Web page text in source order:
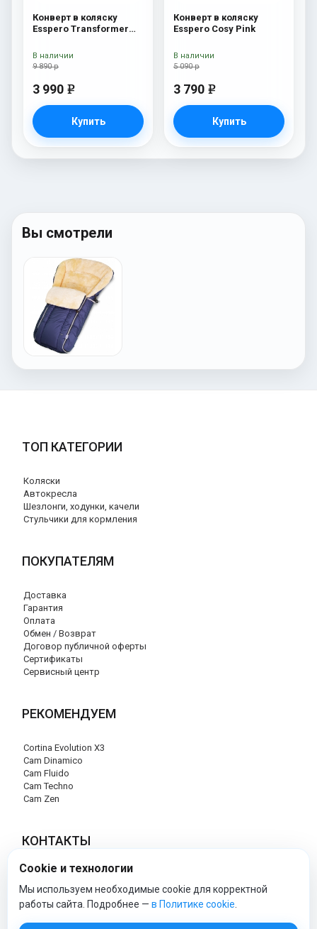
Конверт в коляску
Esspero Transformer
100% шерсть) Navy
9 890 р
3 990 e
Купить
В наличии
Конверт в коляску
Esspero Cosy Pink
5 090 р
3 790 e
Купить
В наличии
Вы смотрели
ТОП КАТЕГОРИИ
Коляски
Автокресла
Шезлонги, ходунки, качели
Стульчики для кормления
ПОКУПАТЕЛЯМ
Доставка
Гарантия
Оплата
Обмен / Возврат
Договор публичной оферты
Сертификаты
Сервисный центр
РЕКОМЕНДУЕМ
Cortina Evolution X3
Cam Dinamico
Cam Fluido
Cam Techno
Cam Zen
КОНТАКТЫ
+7 (495) 120-29-85
info@cam-official-store.ru
Cookie и технологии
Мы используем необходимые cookie для корректной
работы сайта. Подробнее — в Политике cookie